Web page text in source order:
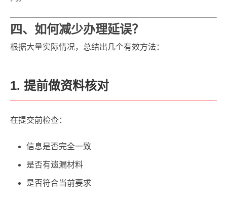
四、如何减少办理延误？
根据大量实际情况，总结出几个有效方法：
1. 提前做资料核对
在提交前检查：
信息是否完全一致
是否有遗漏材料
是否符合当前要求